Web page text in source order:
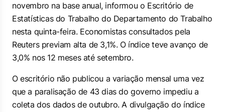
novembro na base anual, informou o Escritório de
Estatísticas do Trabalho do Departamento do Trabalho
nesta quinta-feira. Economistas consultados pela
Reuters previam alta de 3,1%. O índice teve avanço de
3,0% nos 12 meses até setembro.
O escritório não publicou a variação mensal uma vez
que a paralisação de 43 dias do governo impediu a
coleta dos dados de outubro. A divulgação do índice